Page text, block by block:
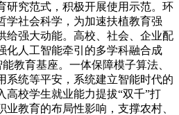
研究范式，积极开展使用示范。环
学社会科学，为加速扶植教育强
给强大动能。高校、社会、企业配
化人工智能牵引的多学科融合成
教育基座。一体保障模子算法、
系统等平安，系统建立智能时代的
高校学生就业能力提拔“双千”打
教育的布局性影响，支撑农村、